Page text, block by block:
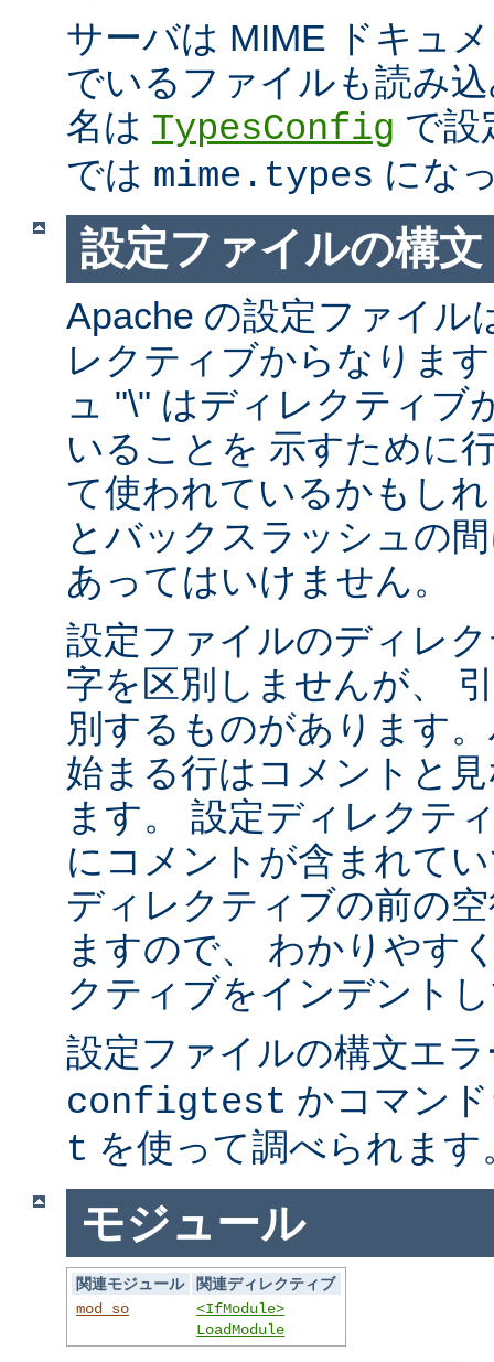
サーバは MIME ドキュ
でいるファイルも読み
名は TypesConfig で設
では mime.types にな
設定ファイルの構文
Apache の設定ファイル
レクティブからなりま
ュ "\" はディレクティブ
いることを 示すために
て使われているかもし
とバックスラッシュの
あってはいけません。
設定ファイルのディレ
字を区別しませんが、
別するものがあります
始まる行はコメントと
ます。 設定ディレクテ
にコメントが含まれて
ディレクティブの前の
ますので、 わかりやす
クティブをインデント
設定ファイルの構文エ
configtest かコマン
t を使って調べられます
モジュール
関連モジュール
関連ディレクティブ
mod_so
<IfModule>
LoadModule